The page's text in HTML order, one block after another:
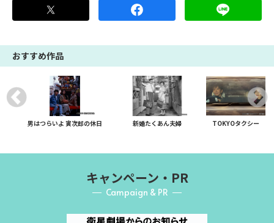
おすすめ作品
男はつらいよ 寅次郎の休日 新婚たくあん夫婦 TOKYOタクシー
キャンペーン・PR
Campaign & PR